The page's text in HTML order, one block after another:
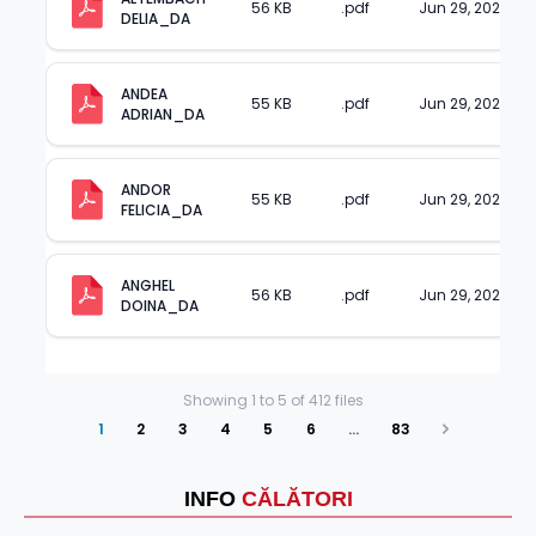
INFO CĂLĂTORI
DELIA_DA
56 KB .pdf Jun 29, 2023
ANDEA
ADRIAN_DA
55 KB .pdf Jun 29, 2023
ANDOR
FELICIA_DA
55 KB .pdf Jun 29, 2023
ANGHEL
DOINA_DA
56 KB .pdf Jun 29, 2023
Showing 1 to 5 of 412 files
1
2 3 4 5 6 … 83
Next